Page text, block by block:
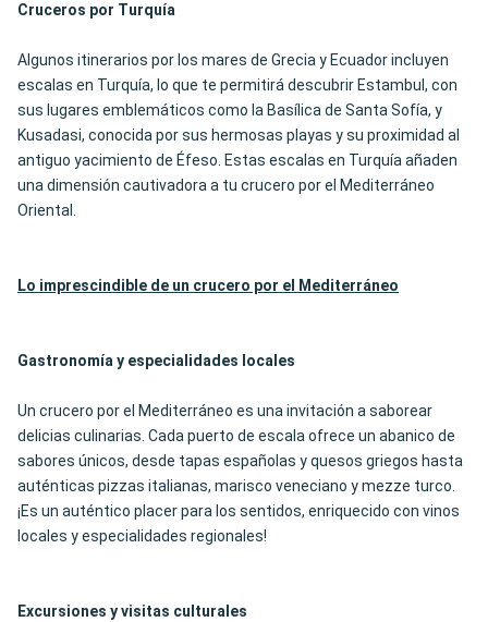
Cruceros por Turquía
Algunos itinerarios por los mares de Grecia y Ecuador incluyen
escalas en Turquía, lo que te permitirá descubrir Estambul, con
sus lugares emblemáticos como la Basílica de Santa Sofía, y
Kusadasi, conocida por sus hermosas playas y su proximidad al
antiguo yacimiento de Éfeso. Estas escalas en Turquía añaden
una dimensión cautivadora a tu crucero por el Mediterráneo
Oriental.
Lo imprescindible de un crucero por el Mediterráneo
Gastronomía y especialidades locales
Un crucero por el Mediterráneo es una invitación a saborear
delicias culinarias. Cada puerto de escala ofrece un abanico de
sabores únicos, desde tapas españolas y quesos griegos hasta
auténticas pizzas italianas, marisco veneciano y mezze turco.
¡Es un auténtico placer para los sentidos, enriquecido con vinos
locales y especialidades regionales!
Excursiones y visitas culturales